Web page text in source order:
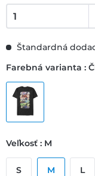
Štandardná
Farebná varianta :
Veľkosť : M
S M L